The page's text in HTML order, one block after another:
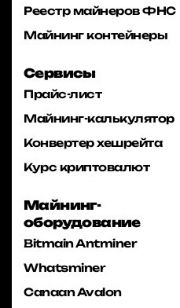
Реестр майнеров ФНС
Майнинг контейнеры
Сервисы
Прайс-лист
Майнинг-калькулятор
Конвертер хешрейта
Курс криптовалют
Майнинг-
оборудование
Bitmain Antminer
Whatsminer
Canaan Avalon